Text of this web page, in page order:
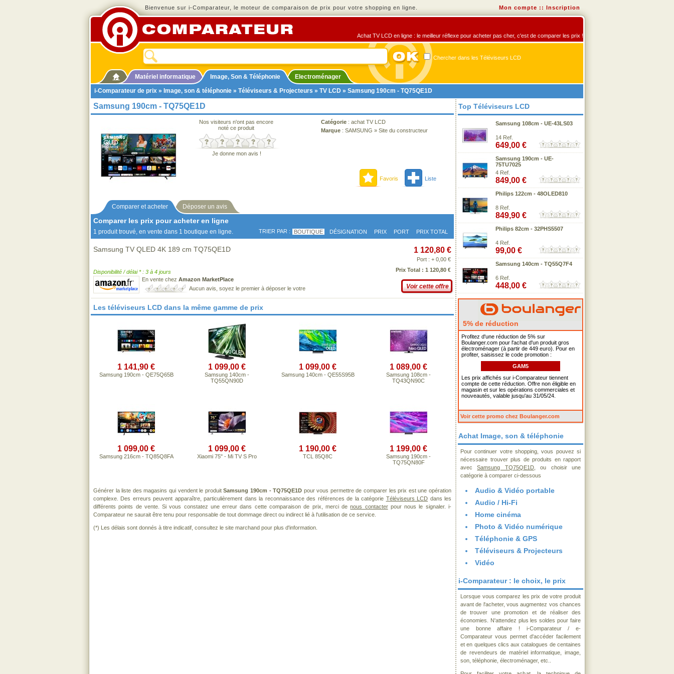
Bienvenue sur i-Comparateur, le moteur de comparaison de prix pour votre shopping en ligne. Mon compte :: Inscription
Achat TV LCD en ligne : le meilleur réflexe pour acheter pas cher, c'est de comparer les prix !
Chercher dans les Téléviseurs LCD
Matériel informatique Image, Son & Téléphonie
Electroménager
i-Comparateur de prix » Image, son & téléphonie » Téléviseurs & Projecteurs » TV LCD » Samsung 190cm - TQ75QE1D
Samsung 190cm - TQ75QE1D
Nos visiteurs n'ont pas encore
noté ce produit
Je donne mon avis !
Catégorie : achat TV LCD
Marque : SAMSUNG » Site du constructeur
Favoris Liste
Comparer et acheter Déposer un avis
Comparer les prix pour acheter en ligne
1 produit trouvé, en vente dans 1 boutique en ligne. TRIER PAR : BOUTIQUE DÉSIGNATION PRIX PORT PRIX TOTAL
Samsung TV QLED 4K 189 cm TQ75QE1D
Disponibilité / délai * : 3 à 4 jours
En vente chez Amazon MarketPlace
Aucun avis, soyez le premier à déposer le votre
1 120,80 €
Port : + 0,00 €
Prix Total : 1 120,80 €
Voir cette offre
Les téléviseurs LCD dans la même gamme de prix
1 141,90 €
Samsung 190cm - QE75Q65B
1 099,00 €
Samsung 140cm -
TQ55QN90D
1 099,00 €
Samsung 140cm - QE55S95B
1 089,00 €
Samsung 108cm -
TQ43QN90C
1 099,00 €
Samsung 216cm - TQ85Q8FA
1 099,00 €
Xiaomi 75" - Mi TV S Pro
1 190,00 €
TCL 85Q8C
1 199,00 €
Samsung 190cm -
TQ75QN80F
Générer la liste des magasins qui vendent le produitSamsung 190cm - TQ75QE1D pour vous permettre de comparer les prix est une opération
complexe. Des erreurs peuvent apparaître, particulièrement dans la reconnaissance des références de la catégorie Téléviseurs LCD dans les
différents points de vente. Si vous constatez une erreur dans cette comparaison de prix, merci denous contacterpour nous le signaler. i-
Comparateur ne saurait être tenu pour responsable de tout dommage direct ou indirect lié à l'utilisation de ce service.
(*) Les délais sont donnés à titre indicatif, consultez le site marchand pour plus d'information.
Top Téléviseurs LCD
Samsung 108cm - UE-43LS03
14 Ref.
649,00 €
Samsung 190cm - UE-
75TU7025
4 Ref.
849,00 €
Philips 122cm - 48OLED810
8 Ref.
849,90 €
Philips 82cm - 32PHS5507
4 Ref.
99,00 €
Samsung 140cm - TQ55Q7F4
6 Ref.
448,00 €
5% de réduction
Profitez d'une réduction de 5% sur
Boulanger.com pour l'achat d'un produit gros
électroménager (à partir de 449 euro). Pour en
profiter, saisissez le code promotion :
GAM5
Les prix affichés sur i-Comparateur tiennent
compte de cette réduction. Offre non éligible en
magasin et sur les opérations commerciales et
nouveautés, valable jusqu'au 31/05/24.
Voir cette promo chez Boulanger.com
Achat Image, son & téléphonie
Pour continuer votre shopping, vous pouvez si
nécessaire trouver plus de produits en rapport
avecSamsung TQ75QE1D, ou choisir une
catégorie à comparer ci-dessous
Audio & Vidéo portable
Audio / Hi-Fi
Home cinéma
Photo & Vidéo numérique
Téléphonie & GPS
Téléviseurs & Projecteurs
Vidéo
i-Comparateur : le choix, le prix
Lorsque vous comparez les prix de votre produit
avant de l'acheter, vous augmentez vos chances
de trouver une promotion et de réaliser des
économies. N'attendez plus les soldes pour faire
une bonne affaire ! i-Comparateur / e-
Comparateur vous permet d'accéder facilement
et en quelques clics aux catalogues de centaines
de revendeurs de matériel informatique, image,
son, téléphonie, électroménager, etc..